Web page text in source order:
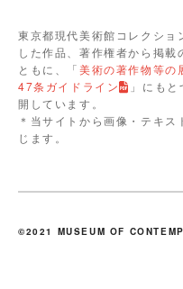
東京都現代美術館コレクショ
した作品、著作権者から掲載
ともに、「美術の著作物等の
47条ガイドライン
」にも
開しています。
＊当サイトから画像・テキ
じます。
©2021 MUSEUM OF